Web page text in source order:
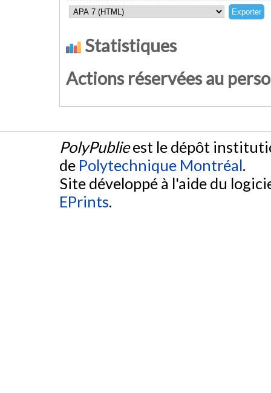
Statistiques
Actions réservées au
PolyPublieest le dépôt
de Polytechnique Montréal.
Site développé à l'aide du
EPrints.